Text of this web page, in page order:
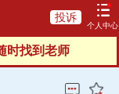
个人中心
投诉
登录
我的评价
时找到老师